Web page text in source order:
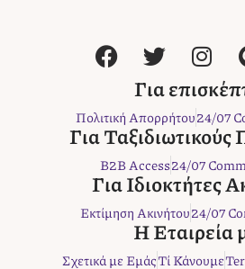
F
a
e
b
o
o
k
T
w
i
t
t
e
r
I
n
s
t
a
g
r
a
m
Για
Πολιτική Απορρήτου24/07
Για Ταξιδιωτικούς
B2B Access24/07
Για Ιδιοκτήτες
Εκτίμηση Ακινήτου24/07
Η Εταιρεία
Σχετικά με ΕμάςΤί Κάνουμε